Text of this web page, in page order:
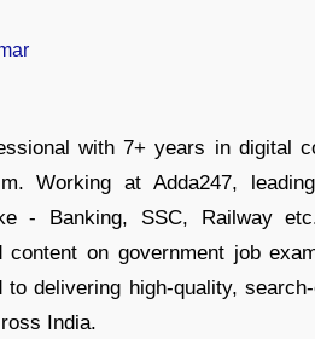
with 7+ years in digital
Working at Adda247,
- Banking, SSC, Railway
content on government job
delivering high-quality,
India.